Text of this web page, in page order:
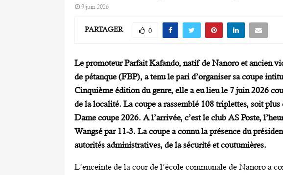
9 juin 2026
PARTAGER 0
Le promoteur Parfait Kafando, natif de Nanoro et ancien
de pétanque (FBP), a tenu le pari d’organiser sa coupe
Cinquième édition du genre, elle a eu lieu le 7 juin 2026
de la localité. La coupe a rassemblé 108 triplettes, soit
Dame coupe 2026. A l’arrivée, c’est le club AS Poste,
Wangsé par 11-3. La coupe a connu la présence du
autorités administratives, de la sécurité et coutumières.
L’enceinte de la cour de l’école communale de Nanoro a